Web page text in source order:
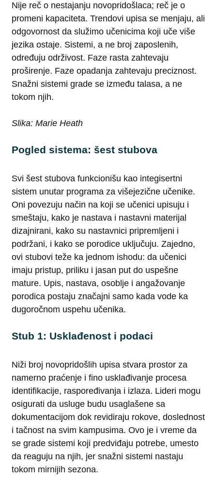
Nije reč o nestajanju novopridošlaca; reč je o
promeni kapaciteta. Trendovi upisa se menjaju, ali
odgovornost da služimo učenicima koji uče više
jezika ostaje. Sistemi, a ne broj zaposlenih,
određuju održivost. Faze rasta zahtevaju
proširenje. Faze opadanja zahtevaju preciznost.
Snažni sistemi grade se između talasa, a ne
tokom njih.
Slika: Marie Heath
Pogled sistema: šest stubova
Svi šest stubova funkcionišu kao integisertni
sistem unutar programa za višejezične učenike.
Oni povezuju način na koji se učenici upisuju i
smeštaju, kako je nastava i nastavni materijal
dizajnirani, kako su nastavnici pripremljeni i
podržani, i kako se porodice uključuju. Zajedno,
ovi stubovi teže ka jednom ishodu: da učenici
imaju pristup, priliku i jasan put do uspešne
mature. Upis, nastava, osoblje i angažovanje
porodica postaju značajni samo kada vode ka
dugoročnom uspehu učenika.
Stub 1: Usklađenost i podaci
Niži broj novopridošlih upisa stvara prostor za
namerno praćenje i fino usklađivanje procesa
identifikacije, raspoređivanja i izlaza. Lideri mogu
osigurati da usluge budu usaglašene sa
dokumentacijom dok revidiraju rokove, doslednost
i tačnost na svim kampusima. Ovo je i vreme da
se grade sistemi koji predviđaju potrebe, umesto
da reaguju na njih, jer snažni sistemi nastaju
tokom mirnijih sezona.